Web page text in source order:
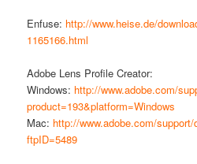
Enfuse: http://www.heise.de/
1165166.html
Adobe Lens Profile Creator:
Windows: http://www.adobe.com/
product=193&platform=Windows
Mac: http://www.adobe.com/
ftpID=5489